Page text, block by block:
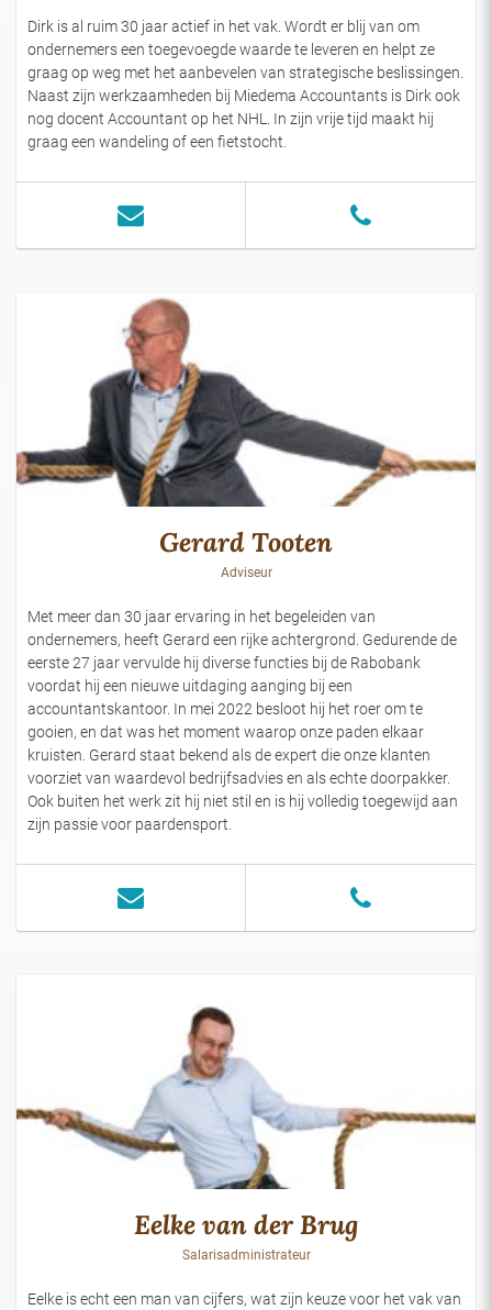
Dirk is al ruim 30 jaar actief in het vak. Wordt er blij van om
ondernemers een toegevoegde waarde te leveren en helpt ze
graag op weg met het aanbevelen van strategische beslissingen.
Naast zijn werkzaamheden bij Miedema Accountants is Dirk ook
nog docent Accountant op het NHL. In zijn vrije tijd maakt hij
graag een wandeling of een fietstocht.
Gerard Tooten
Adviseur
Met meer dan 30 jaar ervaring in het begeleiden van
ondernemers, heeft Gerard een rijke achtergrond. Gedurende de
eerste 27 jaar vervulde hij diverse functies bij de Rabobank
voordat hij een nieuwe uitdaging aanging bij een
accountantskantoor. In mei 2022 besloot hij het roer om te
gooien, en dat was het moment waarop onze paden elkaar
kruisten. Gerard staat bekend als de expert die onze klanten
voorziet van waardevol bedrijfsadvies en als echte doorpakker.
Ook buiten het werk zit hij niet stil en is hij volledig toegewijd aan
zijn passie voor paardensport.
Eelke van der Brug
Salarisadministrateur
Eelke is echt een man van cijfers, wat zijn keuze voor het vak van